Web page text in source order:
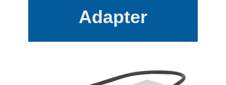
Adapter